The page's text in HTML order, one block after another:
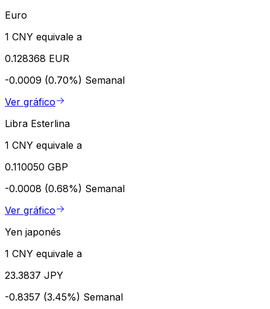
Euro
1 CNY equivale a
0.128368 EUR
-0.0009 (0.70%) Semanal
Ver gráfico
Libra Esterlina
1 CNY equivale a
0.110050 GBP
-0.0008 (0.68%) Semanal
Ver gráfico
Yen japonés
1 CNY equivale a
23.3837 JPY
-0.8357 (3.45%) Semanal